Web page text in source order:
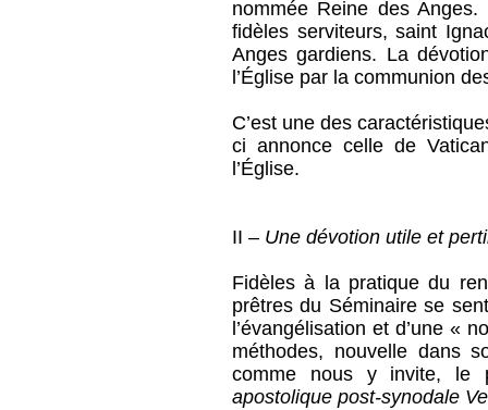
nommée Reine des
fidèles serviteurs, saint
Anges gardiens. La
l’Église par la communion
C’est une des
ci annonce celle de
l’Église.
II – Une dévotion utile et
Fidèles à la pratique du
prêtres du Séminaire se
l’évangélisation et d’une «
méthodes, nouvelle dans
comme nous y invite,
apostolique post-synodale